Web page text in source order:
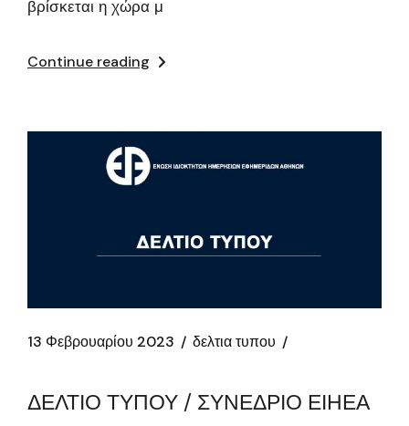
βρίσκεται η χώρα μ
Continue reading
13 Φεβρουαρίου 2023 δελτια τυπου
ΔΕΛΤΙΟ ΤΥΠΟΥ / ΣΥΝΕΔΡΙΟ ΕΙΗΕΑ